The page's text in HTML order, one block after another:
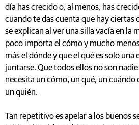
día has crecido o, al menos, has
cuando te das cuenta que hay ciertas
se explican al ver una silla vacía en la
poco importa el cómo y mucho
más el dónde y que el qué es solo una
juntarse. Que todos ellos no son
necesita un cómo, un qué, un cuándo
un quién.
Tan repetitivo es apelar a los buenos